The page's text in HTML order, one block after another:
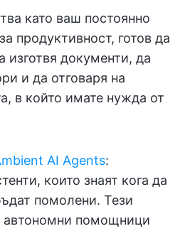
като ваш постоянно
продуктивност, готов да
изготвя документи, да
и да отговаря на
в който имате нужда от
AI Agents:
които знаят кога да
помолени. Тези
автономни помощници